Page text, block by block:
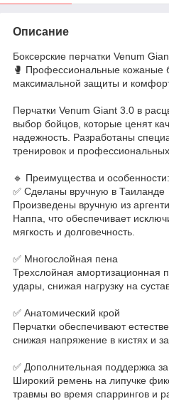
Описание
Боксерские перчатки Venum
🥊 Профессиональные кожаные
максимальной защиты и
Перчатки Venum Giant 3.0 в
выбор бойцов, которые ценят
надежность. Разработаны
тренировок и
🔹 Преимущества и особенности:
✅ Сделаны вручную в Таиланде
Произведены вручную из
Наппа, что обеспечивает
мягкость и долговечность.
✅ Многослойная пена
Трехслойная амортизационная
удары, снижая нагрузку на
✅ Анатомический крой
Перчатки обеспечивают
снижая напряжение в кистях и
✅ Дополнительная поддержка
Широкий ремень на липучке
травмы во время спаррингов и